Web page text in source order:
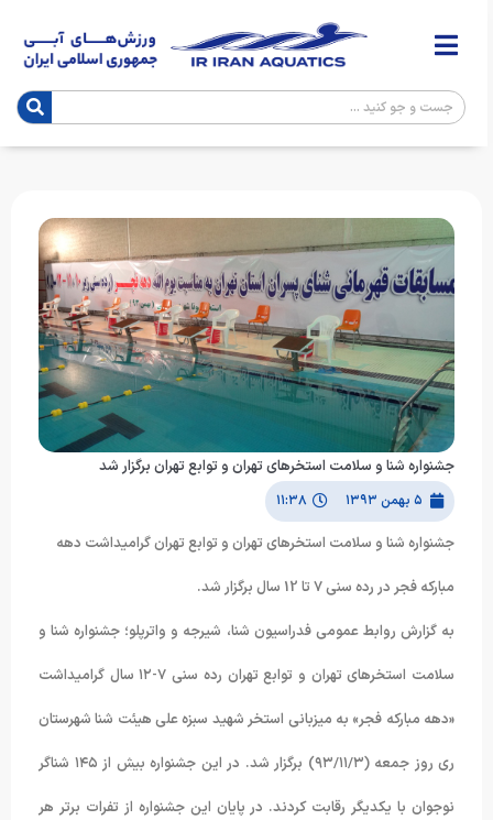
جشنواره شنا و سلامت استخرهای تهران و توابع تهران برگزار شد
۵ بهمن ۱۳۹۳ ۱۱:۳۸
جشنواره شنا و سلامت استخرهای تهران و توابع تهران گرامیداشت دهه
مبارکه فجر در رده سنی 7 تا 12 سال برگزار شد.
به گزارش روابط عمومی فدراسیون شنا، شیرجه و واترپلو؛ جشنواره شنا و
سلامت استخرهای تهران و توابع تهران رده سنی ۷-۱۲ سال گرامیداشت
«دهه مبارکه فجر» به میزبانی استخر شهید سبزه علی هیئت شنا شهرستان
ری روز جمعه (۹۳/۱۱/۳) برگزار شد. در این جشنواره بیش از ۱۴۵ شناگر
نوجوان با یکدیگر رقابت کردند. در پایان این جشنواره از تفرات برتر هر